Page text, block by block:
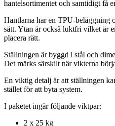
hantelsortimentet och samtidigt få
Hantlarna har en TPU-beläggning
sätt. Ytan är också luktfri vilket är
placera rätt.
Ställningen är byggd i stål och
Det märks särskilt när vikterna
En viktig detalj är att ställningen
stället för att byta system.
I paketet ingår följande viktpar:
2 x 25 kg